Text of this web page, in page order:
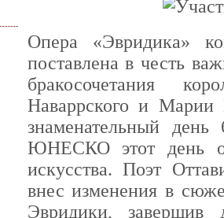
Опера «Эвридика»
поставлена в честь
бракосочетания
Наваррского и Марии
знаменательный
ЮНЕСКО этот день
искусства. Поэт
внес изменения в
Эвридики, завершив